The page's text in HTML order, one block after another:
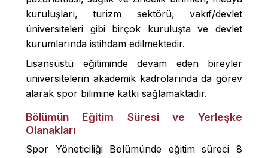
kuruluşları, turizm sektörü, vakıf/devlet
üniversiteleri gibi birçok kuruluşta ve devlet
kurumlarında istihdam edilmektedir.
Lisansüstü eğitiminde devam eden bireyler
üniversitelerin akademik kadrolarında da görev
alarak spor bilimine katkı sağlamaktadır.
Bölümün Eğitim Süresi ve Yerleşke
Olanakları
Spor Yöneticiliği Bölümünde eğitim süreci 8